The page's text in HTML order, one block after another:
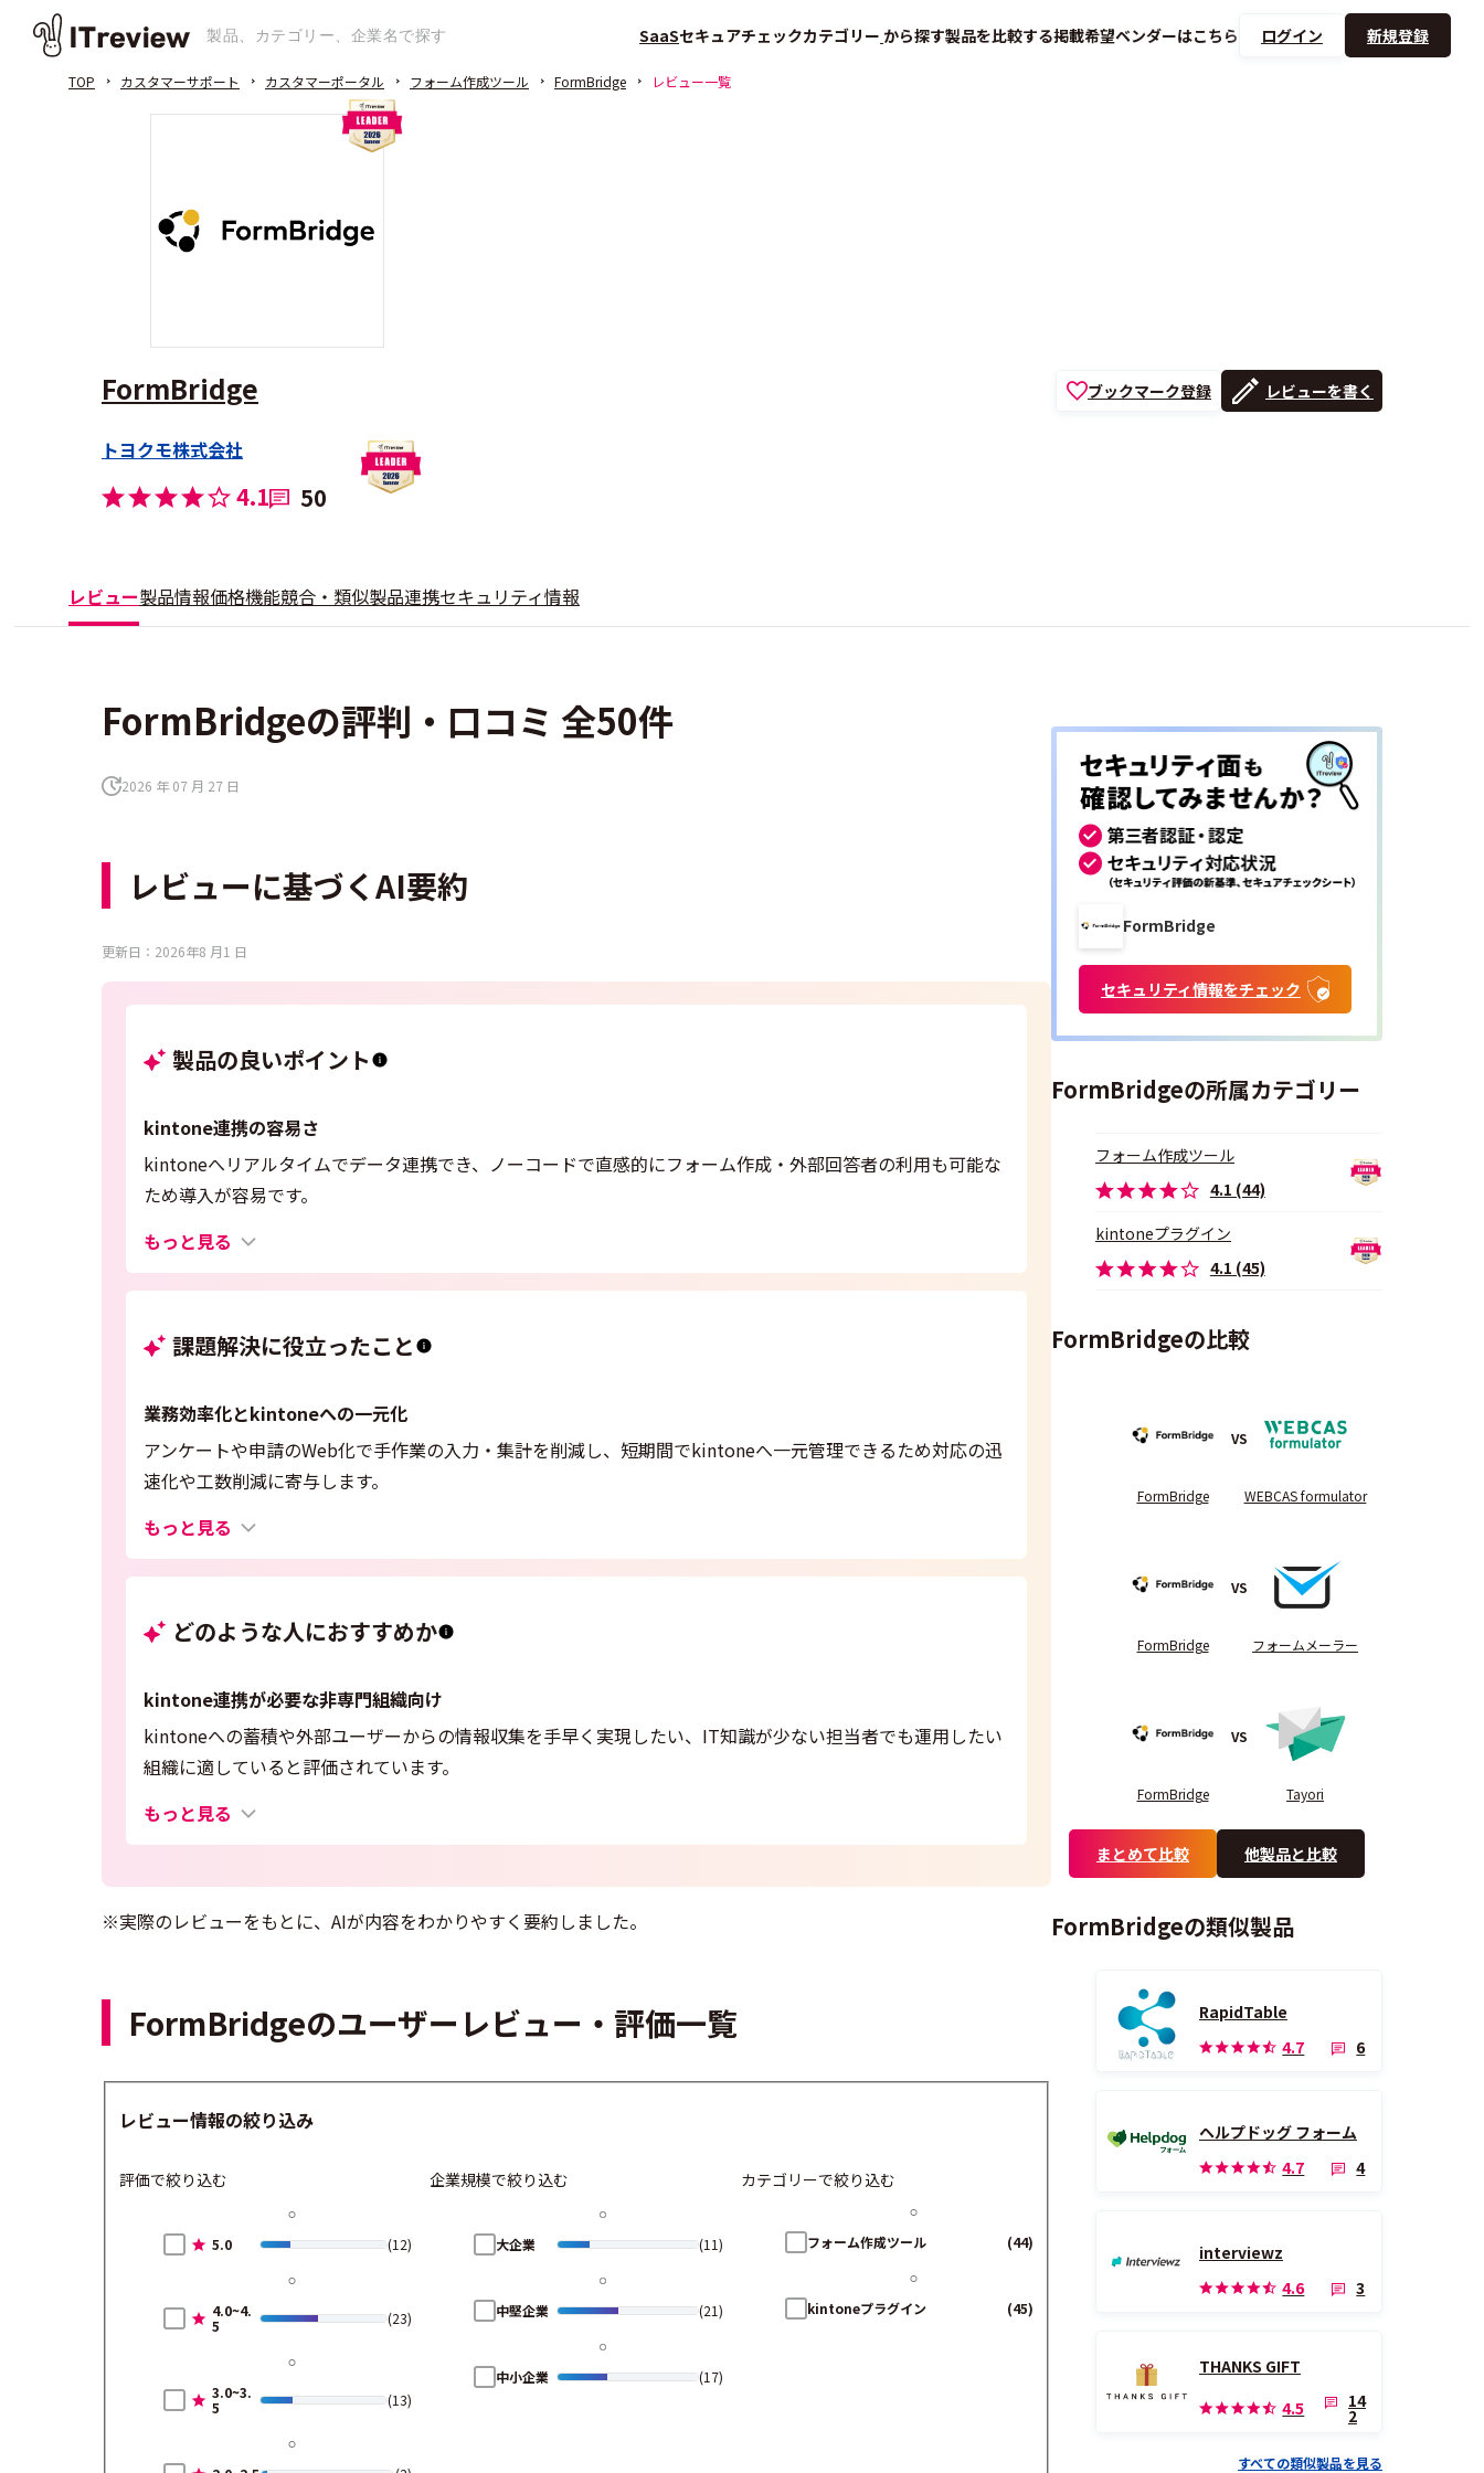
SaaSセキュアチェックカテゴリー から探す製品を比較する掲載希望ベンダーはこちら ログイン 新規登録
TOP カスタマーサポート カスタマーポータル フォーム作成ツール FormBridge レビュー一覧
FormBridge
トヨクモ株式会社
4.1 50
ブックマーク登録 レビューを書く
レビュー製品情報価格機能競合・類似製品連携セキュリティ情報
FormBridgeの評判・口コミ 全50件
2026 年 07 月 27 日
レビューに基づくAI要約
更新日：2026年8 月1 日
製品の良いポイント
kintone連携の容易さ
kintoneへリアルタイムでデータ連携でき、ノーコードで直感的にフォーム作成・外部回答者の利用も可能な
ため導入が容易です。
もっと見る
課題解決に役立ったこと
業務効率化とkintoneへの一元化
アンケートや申請のWeb化で手作業の入力・集計を削減し、短期間でkintoneへ一元管理できるため対応の迅
速化や工数削減に寄与します。
もっと見る
どのような人におすすめか
kintone連携が必要な非専門組織向け
kintoneへの蓄積や外部ユーザーからの情報収集を手早く実現したい、IT知識が少ない担当者でも運用したい
組織に適していると評価されています。
もっと見る
※実際のレビューをもとに、AIが内容をわかりやすく要約しました。
FormBridgeのユーザーレビュー・評価一覧
レビュー情報の絞り込み
評価で絞り込む
5.0 (12)
4.0~4.
5
(23)
3.0~3.
5
(13)
企業規模で絞り込む
大企業 (11)
中堅企業 (21)
中小企業 (17)
カテゴリーで絞り込む
フォーム作成ツール (44)
kintoneプラグイン (45)
FormBridge
セキュリティ情報をチェック
FormBridgeの所属カテゴリー
フォーム作成ツール
4.1 (44)
kintoneプラグイン
4.1 (45)
FormBridgeの比較
FormBridge
VS
WEBCAS formulator
FormBridge
VS
フォームメーラー
FormBridge
VS
Tayori
まとめて比較 他製品と比較
FormBridgeの類似製品
RapidTable
4.7
6
ヘルプドッグ フォーム
4.7
4
interviewz
4.6
3
THANKS GIFT
4.5
14
2
すべての類似製品を見る